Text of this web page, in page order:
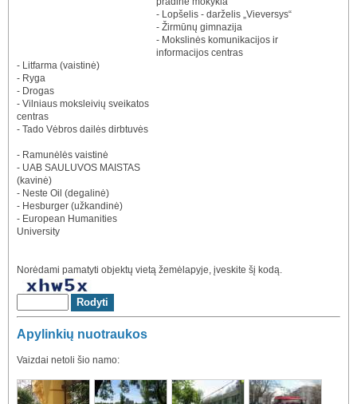
- Lopšelis - darželis „Vieversys“
- Žirmūnų gimnazija
- Mokslinės komunikacijos ir
informacijos centras
- Litfarma (vaistinė)
- Ryga
- Drogas
- Vilniaus moksleivių sveikatos
centras
- Tado Vėbros dailės dirbtuvės
- Ramunėlės vaistinė
- UAB SAULUVOS MAISTAS
(kavinė)
- Neste Oil (degalinė)
- Hesburger (užkandinė)
- European Humanities
University
Norėdami pamatyti objektų vietą žemėlapyje, įveskite šį kodą.
Apylinkių nuotraukos
Vaizdai netoli šio namo: